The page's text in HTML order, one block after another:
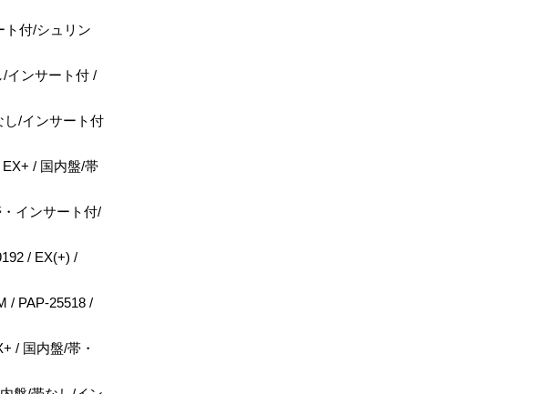
ト付/シュリン
インサート付 /
し/インサート付
/ 国内盤/帯
インサート付/
/ EX(+) /
/ PAP-25518 /
/ 国内盤/帯・